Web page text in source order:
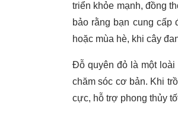
triển khỏe mạnh, đồng
bảo rằng bạn cung
hoặc mùa hè, khi cây
Đỗ quyên đỏ là một loài
chăm sóc cơ bản. Khi
cực, hỗ trợ phong thủy